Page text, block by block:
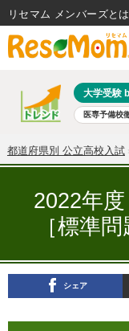
大学受験
医専予備校
共通テスト 夏休み
自由研究教材（小学生向け）
ランキング
都道府県別 公立高校入試
2022年
［標準
シェア
リセマム メンバーズ